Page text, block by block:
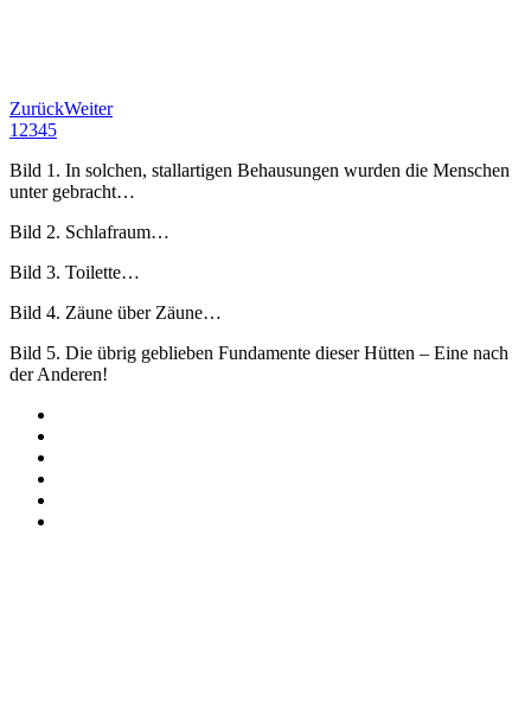
ZurückWeiter
1 2345
Bild 1. In solchen, stallartigen Behausungen wurden die Menschen
unter gebracht…
Bild 2. Schlafraum…
Bild 3. Toilette…
Bild 4. Zäune über Zäune…
Bild 5. Die übrig geblieben Fundamente dieser Hütten – Eine nach
der Anderen!